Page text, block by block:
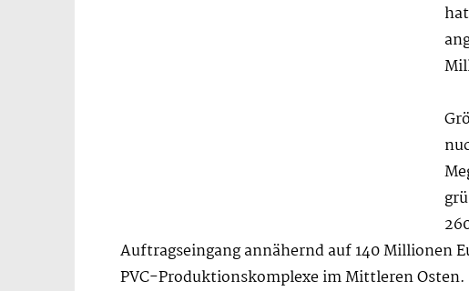
Auftragseingang annähernd auf 140 Millionen
PVC-Produktionskomplexe im Mittleren Osten.